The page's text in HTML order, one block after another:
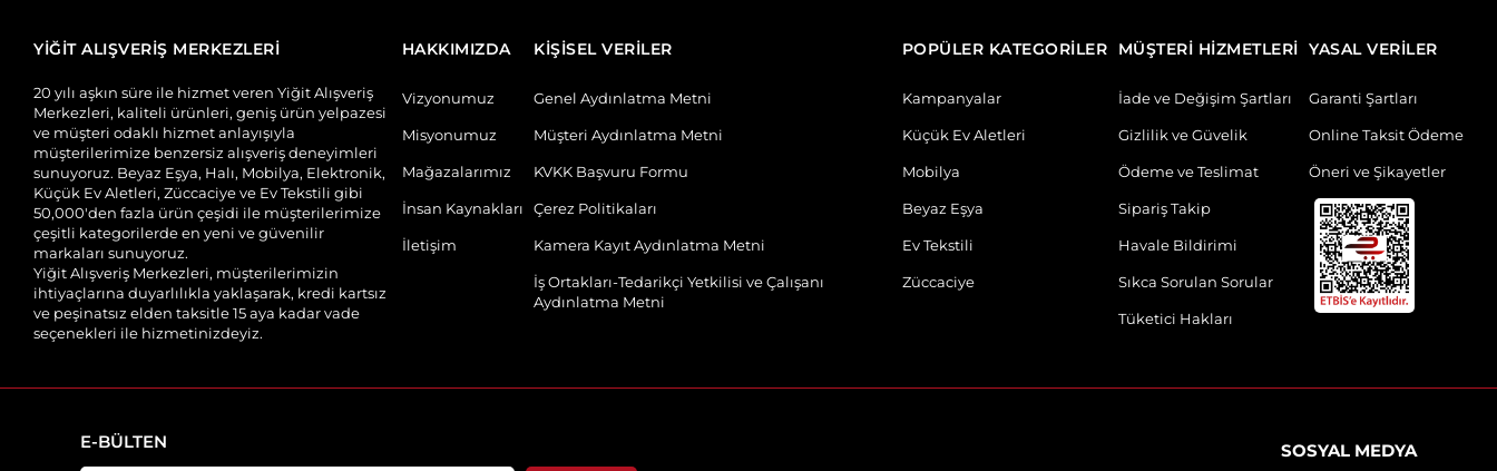
YİĞİT ALIŞVERİŞ MERKEZLERİ
20 yılı aşkın süre ile hizmet veren Yiğit Alışveriş
Merkezleri, kaliteli ürünleri, geniş ürün yelpazesi
ve müşteri odaklı hizmet anlayışıyla
müşterilerimize benzersiz alışveriş deneyimleri
sunuyoruz. Beyaz Eşya, Halı, Mobilya, Elektronik,
Küçük Ev Aletleri, Züccaciye ve Ev Tekstili gibi
50,000'den fazla ürün çeşidi ile müşterilerimize
çeşitli kategorilerde en yeni ve güvenilir
markaları sunuyoruz.
Yiğit Alışveriş Merkezleri, müşterilerimizin
ihtiyaçlarına duyarlılıkla yaklaşarak, kredi kartsız
ve peşinatsız elden taksitle 15 aya kadar vade
seçenekleri ile hizmetinizdeyiz.
HAKKIMIZDA
Vizyonumuz
Misyonumuz
Mağazalarımız
İnsan Kaynakları
İletişim
KİŞİSEL VERİLER
Genel Aydınlatma Metni
Müşteri Aydınlatma Metni
KVKK Başvuru Formu
Çerez Politikaları
Kamera Kayıt Aydınlatma Metni
İş Ortakları-Tedarikçi Yetkilisi ve Çalışanı
Aydınlatma Metni
POPÜLER KATEGORİLER
Kampanyalar
Küçük Ev Aletleri
Mobilya
Beyaz Eşya
Ev Tekstili
Züccaciye
MÜŞTERİ HİZMETLERİ
İade ve Değişim Şartları
Gizlilik ve Güvelik
Ödeme ve Teslimat
Sipariş Takip
Havale Bildirimi
Sıkca Sorulan Sorular
Tüketici Hakları
YASAL VERİLER
Garanti Şartları
Online Taksit Ödeme
Öneri ve Şikayetler
E-BÜLTEN SOSYAL MEDYA